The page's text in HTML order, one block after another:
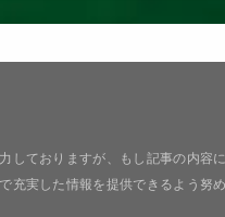
しておりますが、もし記事の内容
充実した情報を提供できるよう努